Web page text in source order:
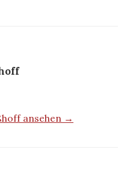
ansehen →